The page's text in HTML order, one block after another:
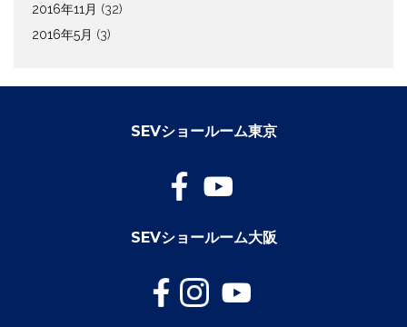
2016年11月 (32)
2016年5月 (3)
SEVショールーム東京
SEVショールーム大阪